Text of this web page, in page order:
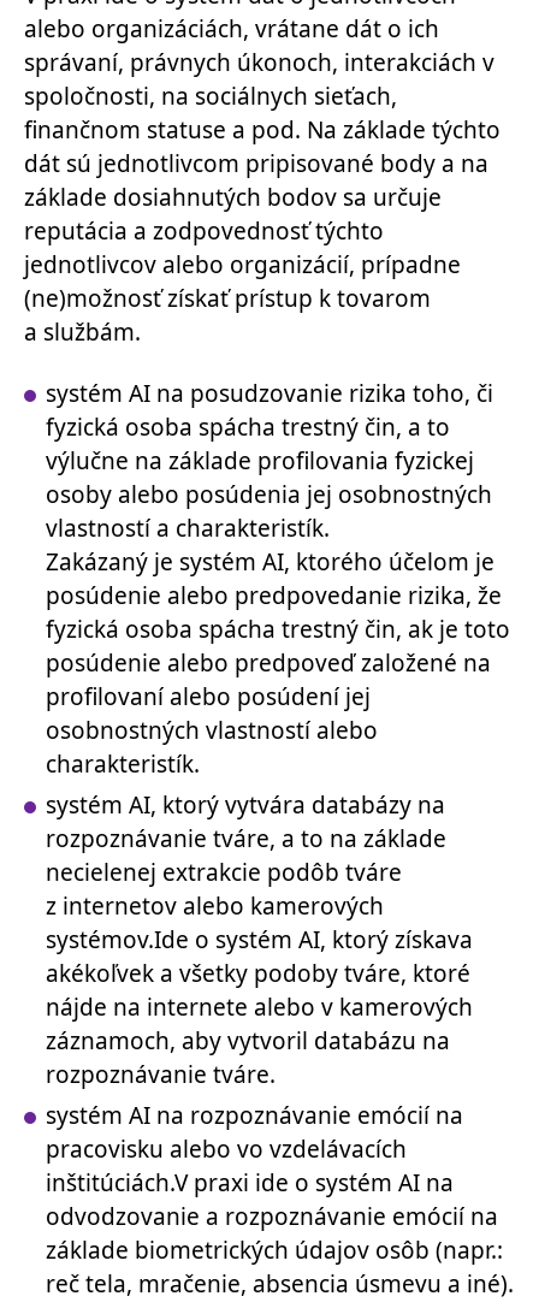
alebo organizáciách, vrátane dát o ich
správaní, právnych úkonoch, interakciách v
spoločnosti, na sociálnych sieťach,
finančnom statuse a pod. Na základe týchto
dát sú jednotlivcom pripisované body a na
základe dosiahnutých bodov sa určuje
reputácia a zodpovednosť týchto
jednotlivcov alebo organizácií, prípadne
(ne)možnosť získať prístup k tovarom
a službám.
systém AI na posudzovanie rizika toho, či
fyzická osoba spácha trestný čin, a to
výlučne na základe profilovania fyzickej
osoby alebo posúdenia jej osobnostných
vlastností a charakteristík.
Zakázaný je systém AI, ktorého účelom je
posúdenie alebo predpovedanie rizika, že
fyzická osoba spácha trestný čin, ak je toto
posúdenie alebo predpoveď založené na
profilovaní alebo posúdení jej
osobnostných vlastností alebo
charakteristík.
systém AI, ktorý vytvára databázy na
rozpoznávanie tváre, a to na základe
necielenej extrakcie podôb tváre
z internetov alebo kamerových
systémov.Ide o systém AI, ktorý získava
akékoľvek a všetky podoby tváre, ktoré
nájde na internete alebo v kamerových
záznamoch, aby vytvoril databázu na
rozpoznávanie tváre.
systém AI na rozpoznávanie emócií na
pracovisku alebo vo vzdelávacích
inštitúciách.V praxi ide o systém AI na
odvodzovanie a rozpoznávanie emócií na
základe biometrických údajov osôb (napr.:
reč tela, mračenie, absencia úsmevu a iné).